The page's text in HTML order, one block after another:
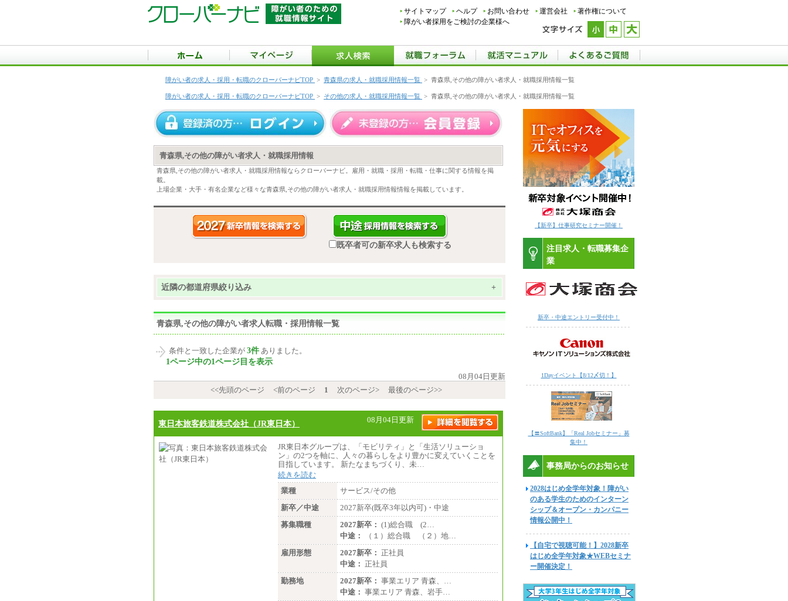
サイトマップ ヘルプ お問い合わせ 運営会社
著作権について
障がい者採用をご検討の企業様へ
障がい者の求人・採用・転職のクローバーナビTOP > 青森県の求人・就職採用情報一覧 > 青森県,その他の障がい者求人・就職採用情報一覧
障がい者の求人・採用・転職のクローバーナビTOP > その他の求人・就職採用情報一覧 > 青森県,その他の障がい者求人・就職採用情報一覧
青森県,その他の障がい者求人・就職採用情報
青森県,その他の障がい者求人・就職採用情報ならクローバーナビ。雇用・就職・採用・転職・仕事に関する情報を掲
載。
上場企業・大手・有名企業など様々な青森県,その他の障がい者求人・就職採用情報情報を掲載しています。
既卒者可の新卒求人も検索する
近隣の都道府県絞り込み +
青森県,その他の障がい者求人転職・採用情報一覧
条件と一致した企業が 3件 ありました。
1ページ中の1ページ目を表示
08月04日更新
<<先頭のページ
<前のページ 1 次のページ> 最後のページ>>
東日本旅客鉄道株式会社（JR東日本） 08月04日更新
JR東日本グループは、「モビリティ」と「生活ソリューショ
ン」の2つを軸に、人々の暮らしをより豊かに変えていくことを
目指しています。 新たなまちづくり、未…
続きを読む
業種
サービス/その他
新卒／中途
2027新卒(既卒3年以内可)・中途
募集職種
2027新卒： (1)総合職 (2…
中途：
（１）総合職 （２）地…
雇用形態
2027新卒： 正社員
中途： 正社員
勤務地
2027新卒： 事業エリア 青森、…
中途： 事業エリア 青森、岩手…
【新卒】仕事研究セミナー開催！
注目求人・転職募集企
業
新卒・中途エントリー受付中！
1Dayイベント【8/12〆切！】
【〓SoftBank】「Real Jobセミナー」募
集中！
事務局からのお知らせ
2028はじめ全学年対象！障がい
のある学生のためのインターン
シップ＆オープン・カンパニー
情報公開中！
【自宅で視聴可能！】2028新卒
はじめ全学年対象★WEBセミナ
ー開催決定！